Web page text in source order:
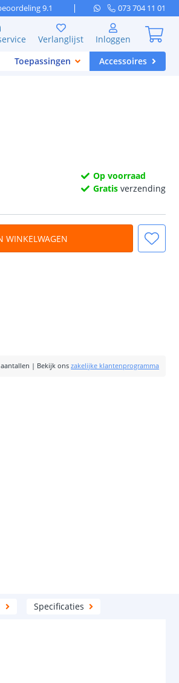
9.1 073 704 11 01
Verlanglijst
Inloggen
Toepassingen Accessoires
Op voorraad
Gratis verzending
WINKELWAGEN
| Bekijk ons zakelijke klantenprogramma
Specificaties